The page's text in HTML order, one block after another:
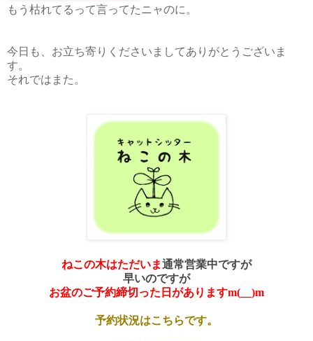
もう枯れてるって言ってたニャのに。
今日も、お立ち寄りくださいましてありがとうございま
す。
それではまた。
ねこの木はただいま通常営業中ですが
早いのですが
お盆のご予約締切った日がありますm(__)m
予約状況はこちらです。